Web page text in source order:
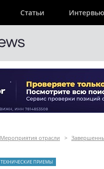
Статьи Интервью
Мероприятия отрасли >
ТЕХНИЧЕСКИЕ ПРИЕМЫ